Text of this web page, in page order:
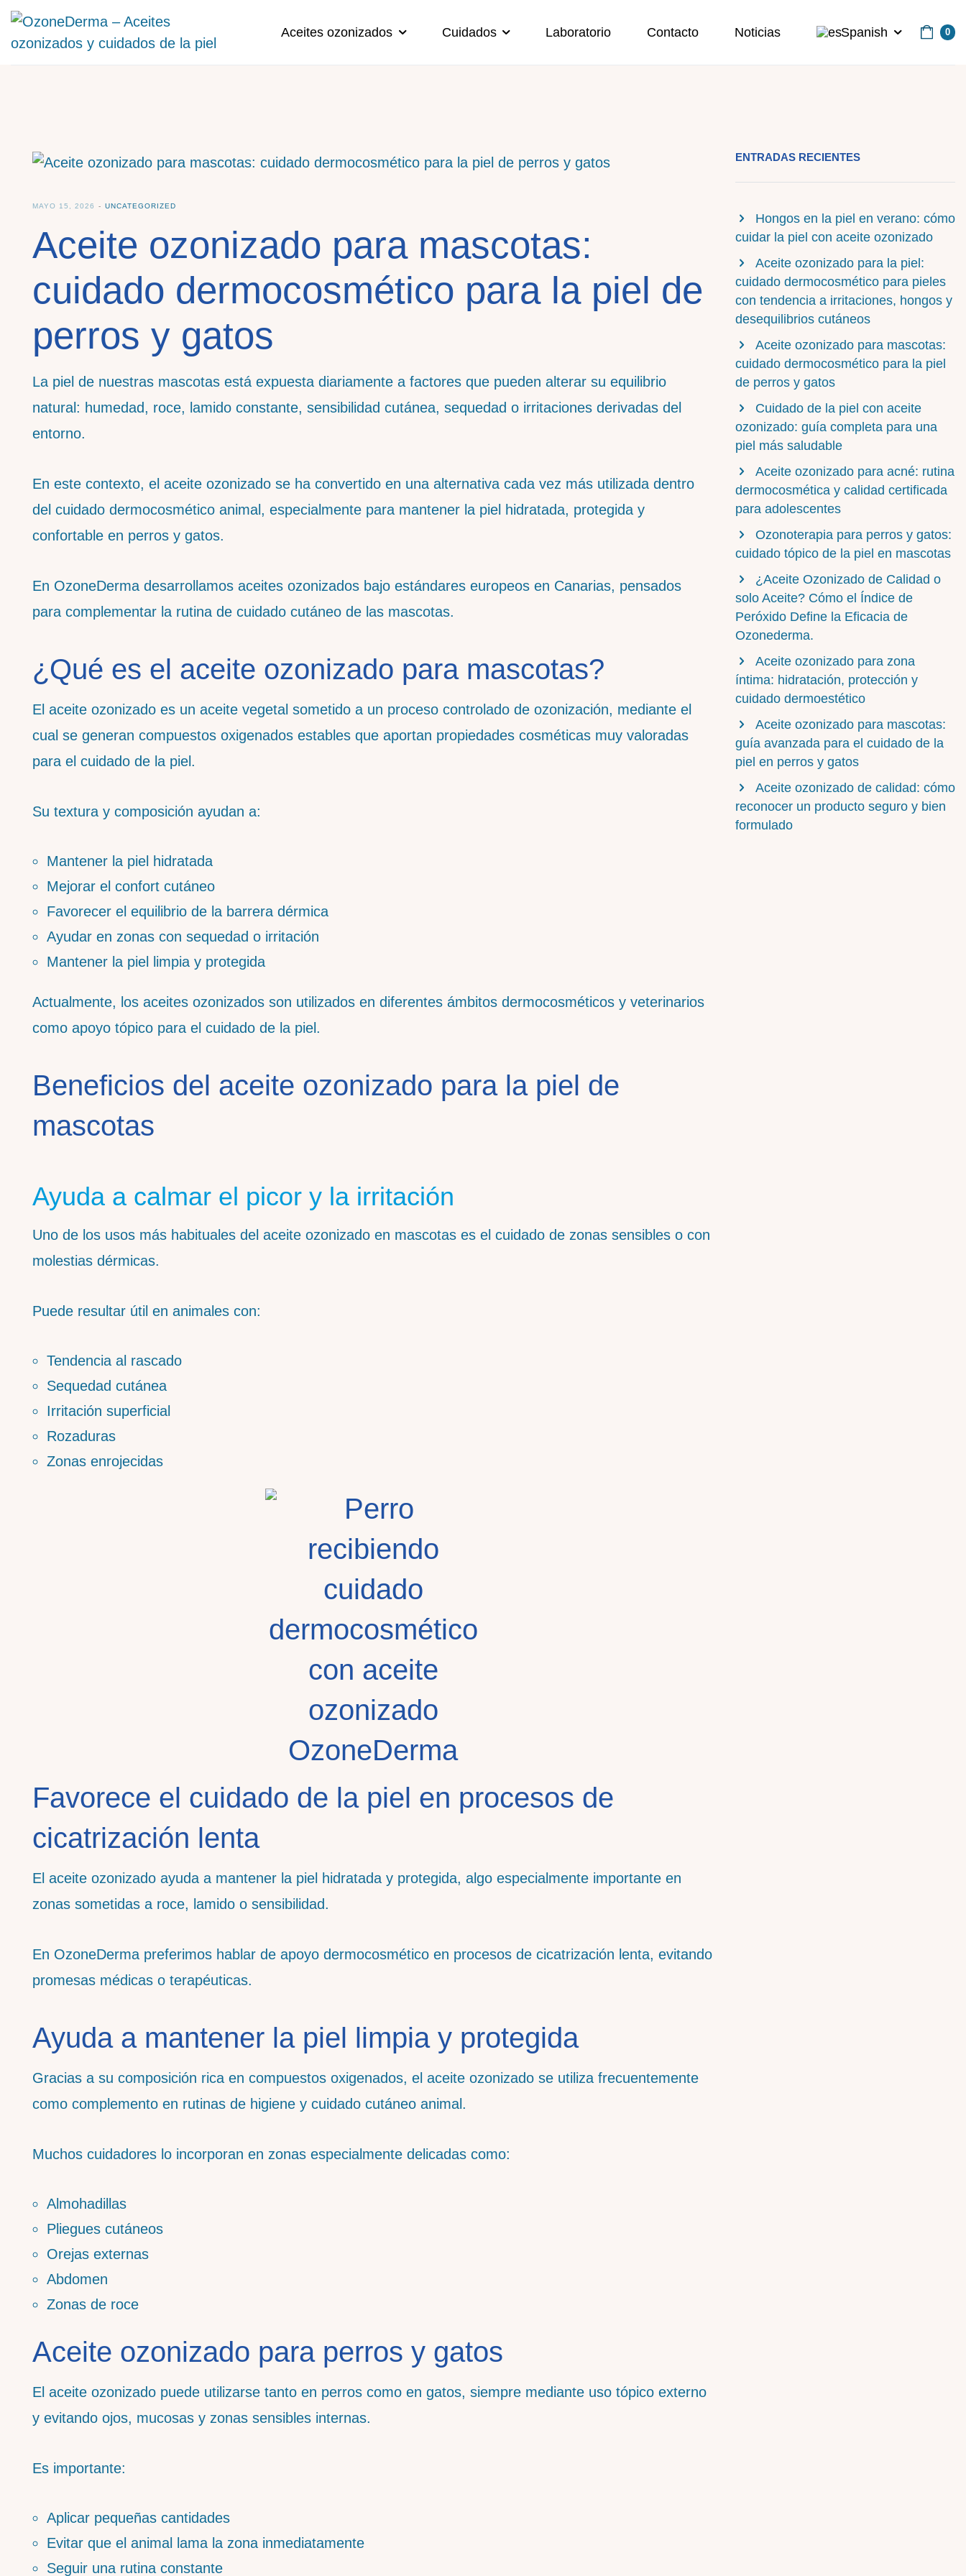
Aceites ozonizados Cuidados Laboratorio Contacto Noticias Spanish 0
MAYO 15, 2026 UNCATEGORIZED
Aceite ozonizado para mascotas:
cuidado dermocosmético para la piel de
perros y gatos
La piel de nuestras mascotas está expuesta diariamente a factores que pueden alterar su equilibrio
natural: humedad, roce, lamido constante, sensibilidad cutánea, sequedad o irritaciones derivadas del
entorno.
En este contexto, el aceite ozonizado se ha convertido en una alternativa cada vez más utilizada dentro
del cuidado dermocosmético animal, especialmente para mantener la piel hidratada, protegida y
confortable en perros y gatos.
En OzoneDerma desarrollamos aceites ozonizados bajo estándares europeos en Canarias, pensados
para complementar la rutina de cuidado cutáneo de las mascotas.
¿Qué es el aceite ozonizado para mascotas?
El aceite ozonizado es un aceite vegetal sometido a un proceso controlado de ozonización, mediante el
cual se generan compuestos oxigenados estables que aportan propiedades cosméticas muy valoradas
para el cuidado de la piel.
Su textura y composición ayudan a:
Mantener la piel hidratada
Mejorar el confort cutáneo
Favorecer el equilibrio de la barrera dérmica
Ayudar en zonas con sequedad o irritación
Mantener la piel limpia y protegida
Actualmente, los aceites ozonizados son utilizados en diferentes ámbitos dermocosméticos y veterinarios
como apoyo tópico para el cuidado de la piel.
Beneficios del aceite ozonizado para la piel de
mascotas
Ayuda a calmar el picor y la irritación
Uno de los usos más habituales del aceite ozonizado en mascotas es el cuidado de zonas sensibles o con
molestias dérmicas.
Puede resultar útil en animales con:
Tendencia al rascado
Sequedad cutánea
Irritación superficial
Rozaduras
Zonas enrojecidas
Favorece el cuidado de la piel en procesos de
cicatrización lenta
El aceite ozonizado ayuda a mantener la piel hidratada y protegida, algo especialmente importante en
zonas sometidas a roce, lamido o sensibilidad.
En OzoneDerma preferimos hablar de apoyo dermocosmético en procesos de cicatrización lenta, evitando
promesas médicas o terapéuticas.
Ayuda a mantener la piel limpia y protegida
Gracias a su composición rica en compuestos oxigenados, el aceite ozonizado se utiliza frecuentemente
como complemento en rutinas de higiene y cuidado cutáneo animal.
Muchos cuidadores lo incorporan en zonas especialmente delicadas como:
Almohadillas
Pliegues cutáneos
Orejas externas
Abdomen
Zonas de roce
Aceite ozonizado para perros y gatos
El aceite ozonizado puede utilizarse tanto en perros como en gatos, siempre mediante uso tópico externo
y evitando ojos, mucosas y zonas sensibles internas.
Es importante:
Aplicar pequeñas cantidades
Evitar que el animal lama la zona inmediatamente
Seguir una rutina constante
ENTRADAS RECIENTES
Hongos en la piel en verano: cómo
cuidar la piel con aceite ozonizado
Aceite ozonizado para la piel:
cuidado dermocosmético para pieles
con tendencia a irritaciones, hongos y
desequilibrios cutáneos
Aceite ozonizado para mascotas:
cuidado dermocosmético para la piel
de perros y gatos
Cuidado de la piel con aceite
ozonizado: guía completa para una
piel más saludable
Aceite ozonizado para acné: rutina
dermocosmética y calidad certificada
para adolescentes
Ozonoterapia para perros y gatos:
cuidado tópico de la piel en mascotas
¿Aceite Ozonizado de Calidad o
solo Aceite? Cómo el Índice de
Peróxido Define la Eficacia de
Ozonederma.
Aceite ozonizado para zona
íntima: hidratación, protección y
cuidado dermoestético
Aceite ozonizado para mascotas:
guía avanzada para el cuidado de la
piel en perros y gatos
Aceite ozonizado de calidad: cómo
reconocer un producto seguro y bien
formulado